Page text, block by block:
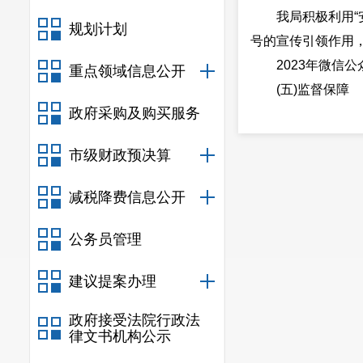
规划计划
重点领域信息公开
政府采购及购买服务
市级财政预决算
减税降费信息公开
公务员管理
建议提案办理
政府接受法院行政法
律文书机构公示
我局积极利用“安
号的宣传引领作用
2023年微信公
(五)监督保障
局未出现因信息审